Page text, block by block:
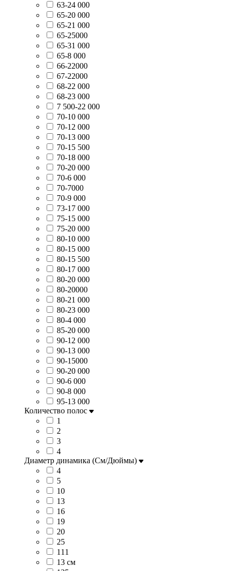
63-24 000
65-20 000
65-21 000
65-25000
65-31 000
65-8 000
66-22000
67-22000
68-22 000
68-23 000
7 500-22 000
70-10 000
70-12 000
70-13 000
70-15 500
70-18 000
70-20 000
70-6 000
70-7000
70-9 000
73-17 000
75-15 000
75-20 000
80-10 000
80-15 000
80-15 500
80-17 000
80-20 000
80-20000
80-21 000
80-23 000
80-4 000
85-20 000
90-12 000
90-13 000
90-15000
90-20 000
90-6 000
90-8 000
95-13 000
Количество полос
1
2
3
4
Диаметр динамика (См/Дюймы)
4
5
10
13
16
19
20
25
111
13 см